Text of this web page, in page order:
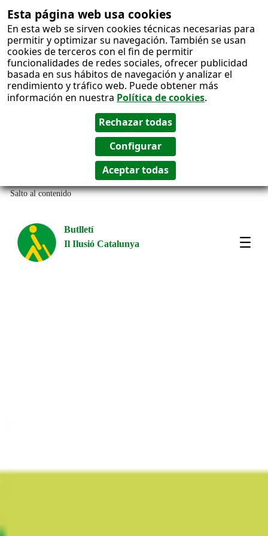
Esta página web usa cookies
En esta web se sirven cookies técnicas necesarias para
permitir y optimizar su navegación. También se usan
cookies de terceros con el fin de permitir
funcionalidades de redes sociales, ofrecer publicidad
basada en sus hábitos de navegación y analizar el
rendimiento y tráfico web. Puede obtener más
información en nuestra Política de cookies.
Salto al contenido
Butlletí
Il Ilusió Catalunya